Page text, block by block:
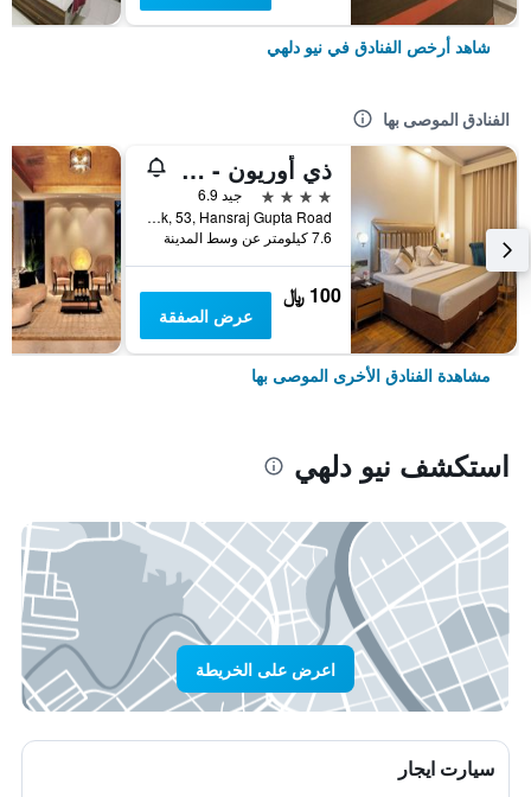
شاهد أرخص الفنادق في نيو دلهي
الفنادق الموصى بها
ذي أوريون - جريتر كايلاش
4 نجوم
جيد 6.9
R Block, 53, Hansraj Gupta Road, نيو دلهي, الهند
7.6 كيلومتر عن وسط المدينة
100 ﷼
عرض الصفقة
مشاهدة الفنادق الأخرى الموصى بها
استكشف نيو دلهي
اعرض على الخريطة
سيارت ايجار